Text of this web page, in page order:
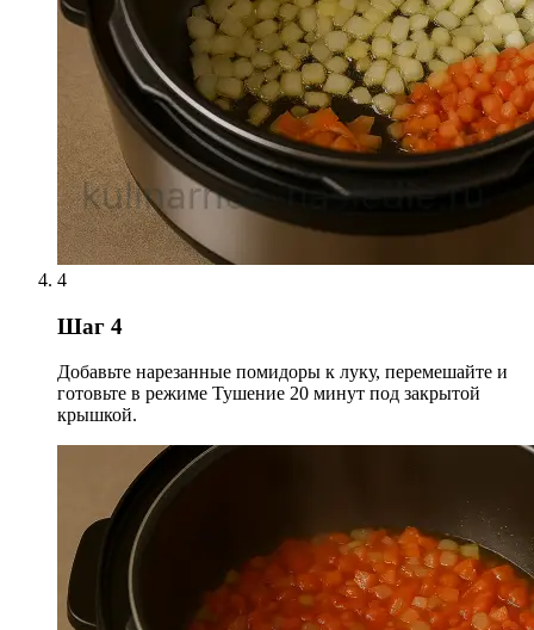
4
Шаг 4
Добавьте нарезанные помидоры к луку, перемешайте и
готовьте в режиме Тушение 20 минут под закрытой
крышкой.